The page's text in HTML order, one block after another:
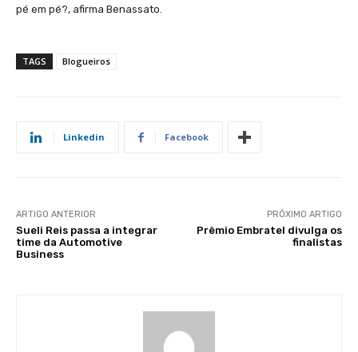
pé em pé?, afirma Benassato.
TAGS Blogueiros
Linkedin Facebook
ARTIGO ANTERIOR
Sueli Reis passa a integrar
time da Automotive
Business
PRÓXIMO ARTIGO
Prêmio Embratel divulga os
finalistas